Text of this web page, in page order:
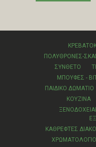
ΠΟΛΥΘΡΟΝΕΣ-
ΣΥΝΘΕΤΟ
ΜΠΟΥΦΕΣ -
ΠΑΙΔΙΚΟ ΔΩΜΑΤΙΟ
ΚΟΥΖΙΝΑ
ΚΑΘΡΕΦΤΕΣ
ΧΡΩΜΑΤΟΛΟΓΙΟ